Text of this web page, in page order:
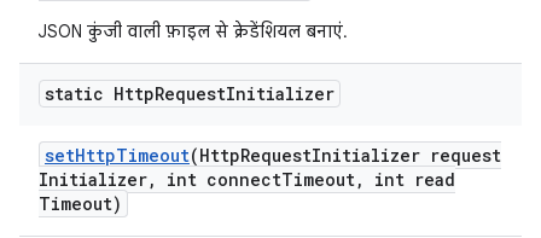
JSON कुंजी वाली फ़ाइल से क्रेडेंशियल बनाएं.
static HttpRequestInitializer
setHttpTimeout(HttpRequestInitializer request
Initializer, int connectTimeout,
int read
Timeout)